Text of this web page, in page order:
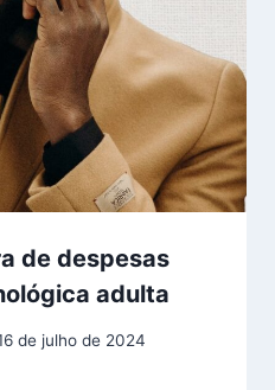
de despesas
adulta
de julho de 2024